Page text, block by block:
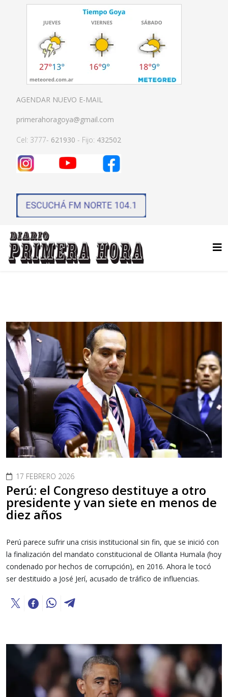
AGENDAR NUEVO E-MAIL
primerahoragoya@gmail.com
Cel: 3777- 621930 - Fijo: 432502
17 FEBRERO 2026
Perú: el Congreso destituye a otro
presidente y van siete en menos de
diez años
Perú parece sufrir una crisis institucional sin fin, que se inició con
la finalización del mandato constitucional de Ollanta Humala (hoy
condenado por hechos de corrupción), en 2016. Ahora le tocó
ser destituido a José Jerí, acusado de tráfico de influencias.